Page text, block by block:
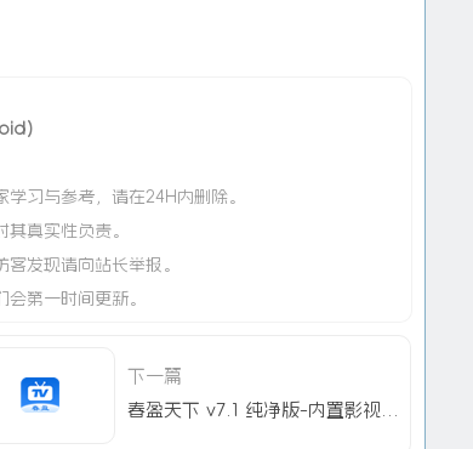
）
习与参考，请在24H内删除。
真实性负责。
发现请向站长举报。
第一时间更新。
下一篇